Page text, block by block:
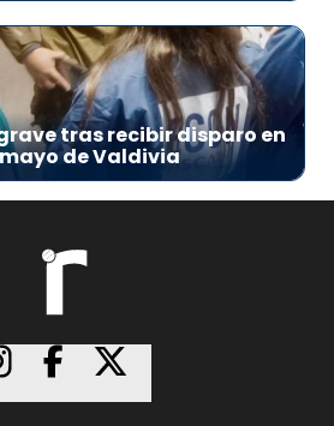
tras recibir disparo en
de Valdivia